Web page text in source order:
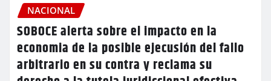
NACIONAL
SOBOCE alerta sobre el impacto en la
economia de la posible ejecusión del fallo
arbitrario en su contra y reclama su